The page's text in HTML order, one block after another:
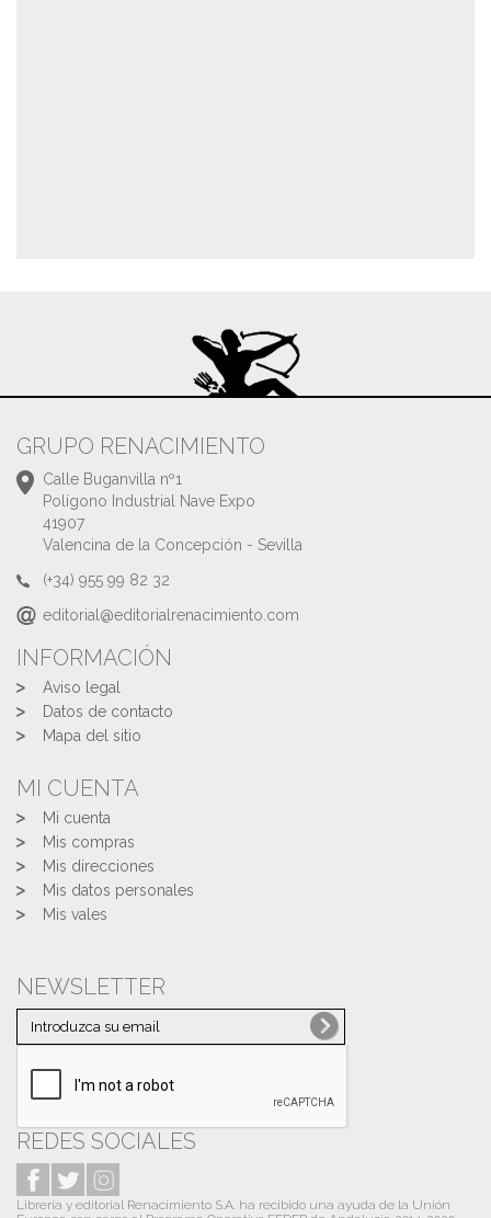
GRUPO RENACIMIENTO
Calle Buganvilla nº1
Polígono Industrial Nave Expo
41907
Valencina de la Concepción - Sevilla
(+34) 955 99 82 32
editorial@editorialrenacimiento.com
INFORMACIÓN
Aviso legal
Datos de contacto
Mapa del sitio
MI CUENTA
Mi cuenta
Mis compras
Mis direcciones
Mis datos personales
Mis vales
NEWSLETTER
REDES SOCIALES
Librería y editorial Renacimiento S.A. ha recibido una ayuda de la Unión